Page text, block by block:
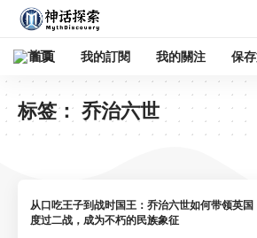
首頁 我的訂閱 我的關注 保
标签： 乔治六世
从口吃王子到战时国王：乔治六世如何带领英国
度过二战，成为不朽的民族象征